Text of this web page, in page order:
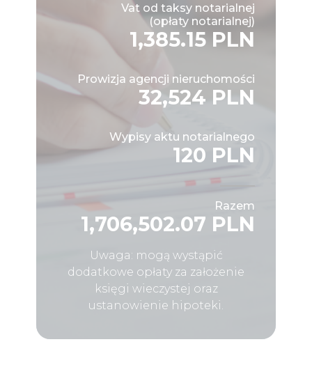
Vat od taksy notarialnej
(opłaty notarialnej)
1,385.15 PLN
Prowizja agencji nieruchomości
32,524 PLN
Wypisy aktu notarialnego
120 PLN
Razem
1,706,502.07 PLN
Uwaga: mogą wystąpić
dodatkowe opłaty za założenie
księgi wieczystej oraz
ustanowienie hipoteki.